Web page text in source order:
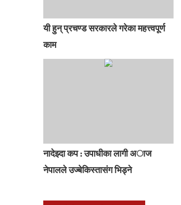
यी हुन् प्रचण्ड सरकारले गरेका महत्त्वपूर्ण
काम
नादेझ्दा कप : उपाधीका लागी अाज
नेपालले उज्बेकिस्तासंग भिड्ने